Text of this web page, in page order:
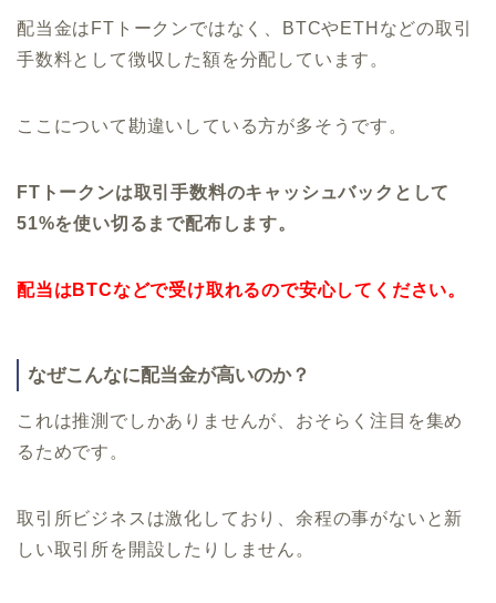
配当金はFTトークンではなく、BTCやETHなどの取引
手数料として徴収した額を分配しています。
ここについて勘違いしている方が多そうです。
FTトークンは取引手数料のキャッシュバックとして
51%を使い切るまで配布します。
配当はBTCなどで受け取れるので安心してください。
なぜこんなに配当金が高いのか？
これは推測でしかありませんが、おそらく注目を集め
るためです。
取引所ビジネスは激化しており、余程の事がないと新
しい取引所を開設したりしません。